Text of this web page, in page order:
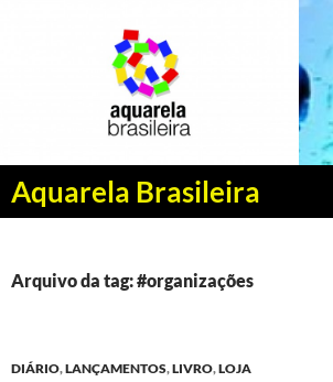
Aquarela Brasileira
Pesquisar
PULAR
CONTEÚDO
Arquivo da tag: #organizações
DIÁRIO,LANÇAMENTOS,LIVRO,LOJA